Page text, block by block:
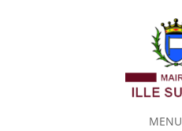
MENU